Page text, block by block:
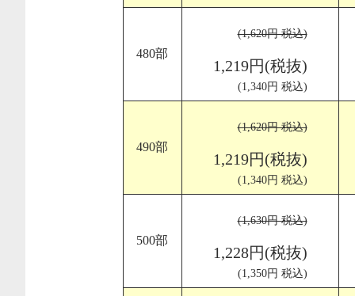
480部
(1,620円 税込)
1,219円(税抜)
(1,340円 税込)
490部
(1,620円 税込)
1,219円(税抜)
(1,340円 税込)
500部
(1,630円 税込)
1,228円(税抜)
(1,350円 税込)